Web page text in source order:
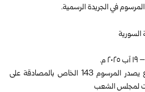
في الجريدة الرسمية.
السورية